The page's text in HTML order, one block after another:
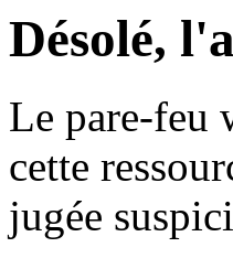
Désolé,
Le pare-feu
cette
jugée